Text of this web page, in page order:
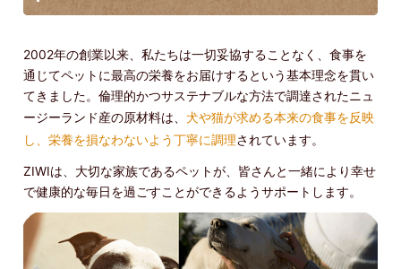
2002年の創業以来、私たちは一切妥協することなく、食事を
通じてペットに最高の栄養をお届けするという基本理念を貫い
てきました。倫理的かつサステナブルな方法で調達されたニュ
ージーランド産の原材料は、犬や猫が求める本来の食事を反映
し、栄養を損なわないよう丁寧に調理されています。
ZIWIは、大切な家族であるペットが、皆さんと一緒により幸せ
で健康的な毎日を過ごすことができるようサポートします。